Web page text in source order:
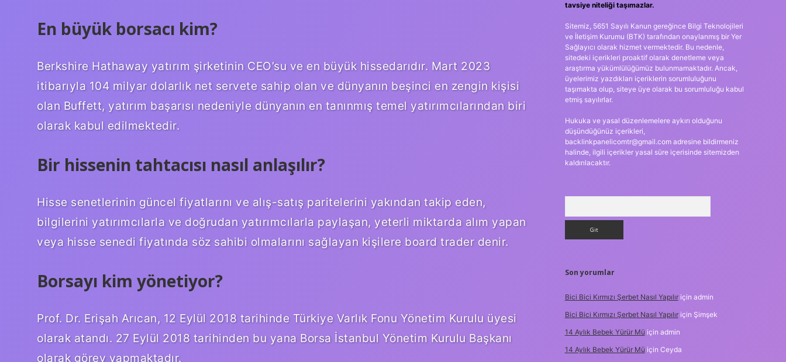
En büyük borsacı kim?
Berkshire Hathaway yatırım şirketinin CEO’su ve en büyük hissedarıdır. Mart 2023
itibarıyla 104 milyar dolarlık net servete sahip olan ve dünyanın beşinci en zengin kişisi
olan Buffett, yatırım başarısı nedeniyle dünyanın en tanınmış temel yatırımcılarından biri
olarak kabul edilmektedir.
Bir hissenin tahtacısı nasıl anlaşılır?
Hisse senetlerinin güncel fiyatlarını ve alış-satış paritelerini yakından takip eden,
bilgilerini yatırımcılarla ve doğrudan yatırımcılarla paylaşan, yeterli miktarda alım yapan
veya hisse senedi fiyatında söz sahibi olmalarını sağlayan kişilere board trader denir.
Borsayı kim yönetiyor?
Prof. Dr. Erişah Arıcan, 12 Eylül 2018 tarihinde Türkiye Varlık Fonu Yönetim Kurulu üyesi
olarak atandı. 27 Eylül 2018 tarihinden bu yana Borsa İstanbul Yönetim Kurulu Başkanı
olarak görev yapmaktadır.
tavsiye niteliği taşımazlar.
Sitemiz, 5651 Sayılı Kanun gereğince Bilgi Teknolojileri
ve İletişim Kurumu (BTK) tarafından onaylanmış bir Yer
Sağlayıcı olarak hizmet vermektedir. Bu nedenle,
sitedeki içerikleri proaktif olarak denetleme veya
araştırma yükümlülüğümüz bulunmamaktadır. Ancak,
üyelerimiz yazdıkları içeriklerin sorumluluğunu
taşımakta olup, siteye üye olarak bu sorumluluğu kabul
etmiş sayılırlar.
Hukuka ve yasal düzenlemelere aykırı olduğunu
düşündüğünüz içerikleri,
backlinkpanelicomtr@gmail.comadresine bildirmeniz
halinde, ilgili içerikler yasal süre içerisinde sitemizden
kaldırılacaktır.
Son yorumlar
Bici Bici Kırmızı Şerbet Nasıl Yapılıriçin admin
Bici Bici Kırmızı Şerbet Nasıl Yapılıriçin Şimşek
14 Aylık Bebek Yürür Mü için admin
14 Aylık Bebek Yürür Mü için Ceyda